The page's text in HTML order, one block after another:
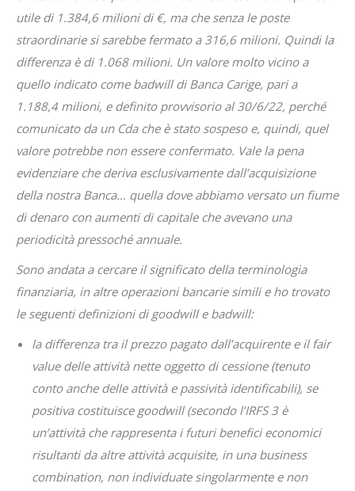
utile di 1.384,6 milioni di €, ma che senza le poste
straordinarie si sarebbe fermato a 316,6 milioni. Quindi la
differenza è di 1.068 milioni. Un valore molto vicino a
quello indicato come badwill di Banca Carige, pari a
1.188,4 milioni, e definito provvisorio al 30/6/22, perché
comunicato da un Cda che è stato sospeso e, quindi, quel
valore potrebbe non essere confermato. Vale la pena
evidenziare che deriva esclusivamente dall’acquisizione
della nostra Banca… quella dove abbiamo versato un fiume
di denaro con aumenti di capitale che avevano una
periodicità pressoché annuale.
Sono andata a cercare il significato della terminologia
finanziaria, in altre operazioni bancarie simili e ho trovato
le seguenti definizioni di goodwill e badwill:
la differenza tra il prezzo pagato dall’acquirente e il fair
value delle attività nette oggetto di cessione (tenuto
conto anche delle attività e passività identificabili), se
positiva costituisce goodwill (secondo l’IRFS 3 è
un’attività che rappresenta i futuri benefici economici
risultanti da altre attività acquisite, in una business
combination, non individuate singolarmente e non